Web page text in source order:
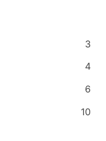
3
4
6
10